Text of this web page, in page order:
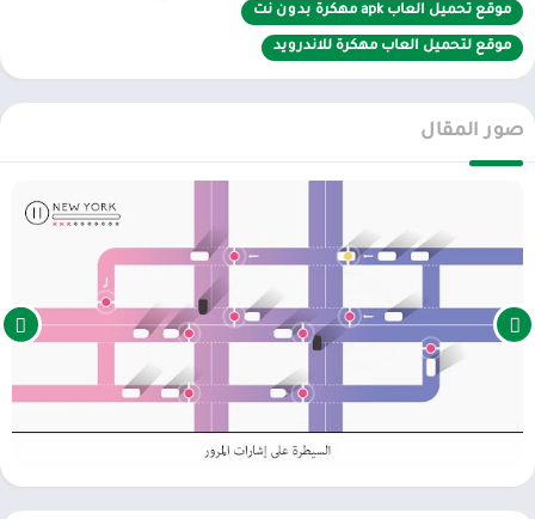
والعملات، مما يسهل تطوير المهارات وتجربة كل ما تقدمه اللعبة بدون
قيود.
استمتاع كامل بالمحتوى: بفضل التهكير، يمكن للاعبين استكشاف جميع
مميزات تحميل لعبة Traffix Traffic Simulator مهكرة للأندرويد
: تتوفر النسخة المهكرة عبر روابط موثوقة، مع
شرح بسيط لطريقة التثبيت على أجهزة الأندرويد.
: غالبًا ما تتوفر نسخ مهكرة محدثة تشتمل على آخر
الميزات والتصحيحات.
تجربة مجانية بدون إعلانات: النسخة المهكرة غالبًا ما تأتي بدون إعلانات
مزعجة، مما يعزز من تجربة اللعب.
خطوات تحميل وتثبيت النسخة المهكرة
عدم وجود برامج ضارة.
موقع تحميل العاب apk مهكرة بدون نت
موقع لتحميل العاب مهكرة للاندرويد
صور المقال